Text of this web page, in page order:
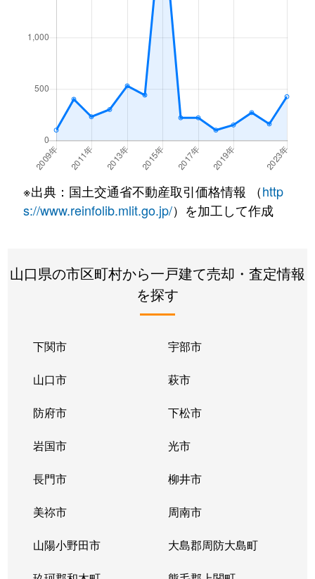
※出典：国土交通省不動産取引価格情報 （http
s://www.reinfolib.mlit.go.jp/）を加工して作成
山口県の市区町村から一戸建て売却・査定情報
を探す
下関市 宇部市
山口市 萩市
防府市 下松市
岩国市 光市
長門市 柳井市
美祢市 周南市
山陽小野田市 大島郡周防大島町